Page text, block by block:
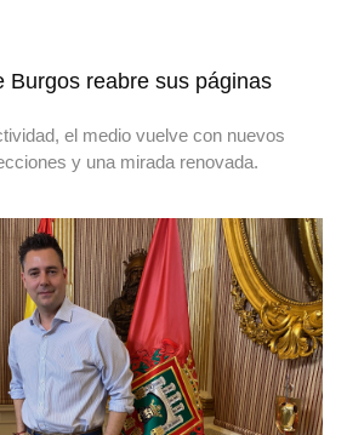
Burgos reabre sus páginas
el medio vuelve con nuevos
y una mirada renovada.